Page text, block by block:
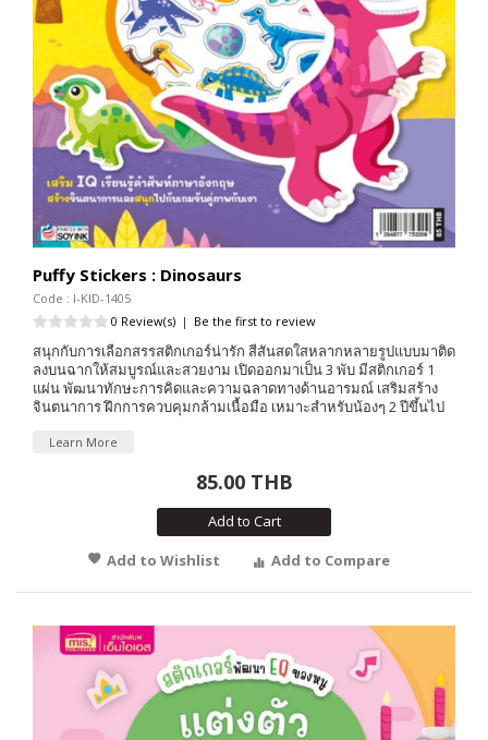
Puffy Stickers : Dinosaurs
Code : I-KID-1405
0 Review(s) | Be the first to review
สนุกกับการเลือกสรรสติกเกอร์น่ารัก สีสันสดใสหลากหลายรูปแบบมาติด
ลงบนฉากให้สมบูรณ์และสวยงาม เปิดออกมาเป็น 3 พับ มีสติกเกอร์ 1
แผ่น พัฒนาทักษะการคิดและความฉลาดทางด้านอารมณ์ เสริมสร้าง
จินตนาการ ฝึกการควบคุมกล้ามเนื้อมือ เหมาะสำหรับน้องๆ 2 ปีขึ้นไป
Learn More
85.00 THB
Add to Cart
Add to Wishlist
Add to Compare